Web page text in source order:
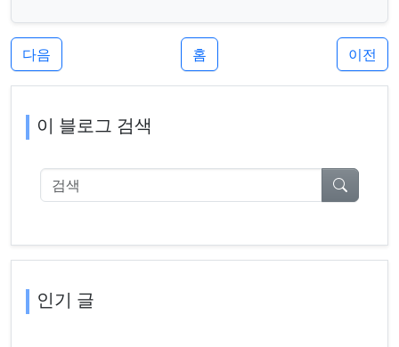
다음 홈 이전
이 블로그 검색
검색
인기 글